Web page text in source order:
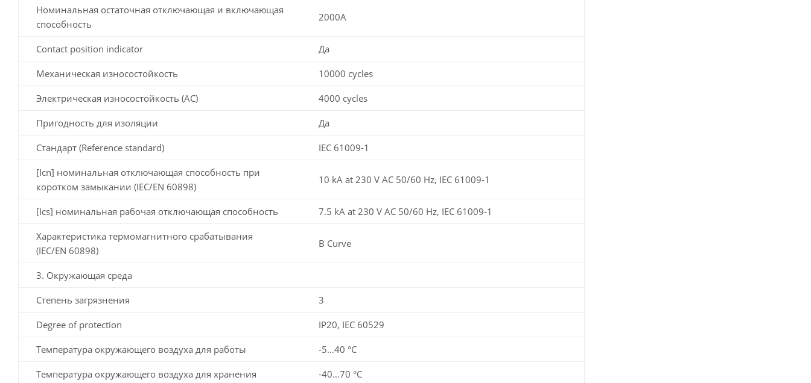
Номинальная остаточная отключающая и включающая
способность
2000A
Contact position indicator Да
Механическая износостойкость 10000 cycles
Электрическая износостойкость (AC) 4000 cycles
Пригодность для изоляции Да
Стандарт (Reference standard) IEC 61009-1
[Icn] номинальная отключающая способность при
коротком замыкании (IEC/EN 60898)
10 kA at 230 V AC 50/60 Hz, IEC 61009-1
[Ics] номинальная рабочая отключающая способность 7.5 kA at 230 V AC 50/60 Hz, IEC 61009-1
Характеристика термомагнитного срабатывания
(IEC/EN 60898)
B Curve
3. Окружающая среда
Степень загрязнения 3
Degree of protection IP20, IEC 60529
Температура окружающего воздуха для работы -5…40 °C
Температура окружающего воздуха для хранения -40…70 °C